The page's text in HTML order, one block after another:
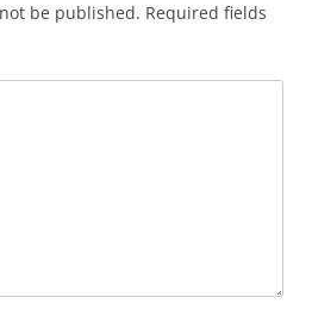
be published. Required fields